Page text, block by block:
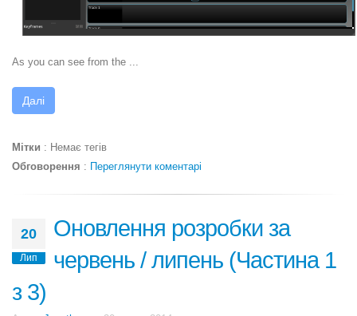
As you can see from the ...
Далі
Мітки : Немає тегів
Обговорення : Переглянути коментарі
20
Лип
Оновлення розробки за
червень / липень (Частина 1
з 3)